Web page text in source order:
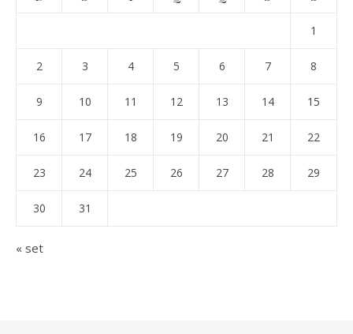
1
2 3 4 5 6 7 8
9 10 11 12 13 14 15
16 17 18 19 20 21 22
23 24 25 26 27 28 29
30 31
« set